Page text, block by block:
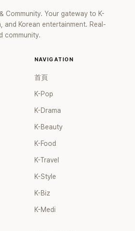
Community. Your gateway to K-
and Korean entertainment. Real-
community.
NAVIGATION
首頁
K-Pop
K-Drama
K-Beauty
K-Food
K-Travel
K-Style
K-Biz
K-Medi